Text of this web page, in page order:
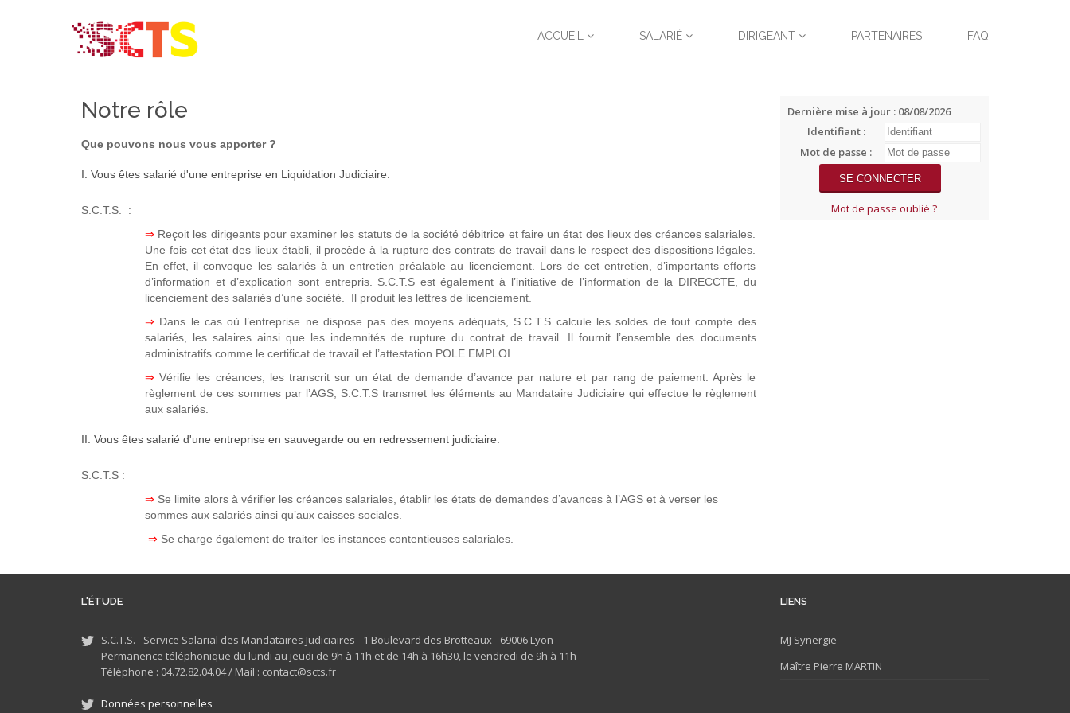
ACCUEIL SALARIÉ DIRIGEANT PARTENAIRES FAQ
Notre rôle
Que pouvons nous vous apporter ?
I. Vous êtes salarié d'une entreprise en Liquidation Judiciaire.
S.C.T.S. :
⇒ Reçoit les dirigeants pour examiner les statuts de la société débitrice et faire un état des lieux des créances salariales.
Une fois cet état des lieux établi, il procède à la rupture des contrats de travail dans le respect des dispositions légales.
En effet, il convoque les salariés à un entretien préalable au licenciement. Lors de cet entretien, d’importants efforts
d’information et d’explication sont entrepris. S.C.T.S est également à l’initiative de l’information de la DIRECCTE, du
licenciement des salariés d’une société. Il produit les lettres de licenciement.
⇒ Dans le cas où l’entreprise ne dispose pas des moyens adéquats, S.C.T.S calcule les soldes de tout compte des
salariés, les salaires ainsi que les indemnités de rupture du contrat de travail. Il fournit l’ensemble des documents
administratifs comme le certificat de travail et l’attestation POLE EMPLOI.
⇒ Vérifie les créances, les transcrit sur un état de demande d’avance par nature et par rang de paiement. Après le
règlement de ces sommes par l’AGS, S.C.T.S transmet les éléments au Mandataire Judiciaire qui effectue le règlement
aux salariés.
II. Vous êtes salarié d'une entreprise en sauvegarde ou en redressement judiciaire.
S.C.T.S :
⇒ Se limite alors à vérifier les créances salariales, établir les états de demandes d’avances à l’AGS et à verser les
sommes aux salariés ainsi qu’aux caisses sociales.
⇒ Se charge également de traiter les instances contentieuses salariales.
Dernière mise à jour : 08/08/2026
Identifiant :
Mot de passe :
Mot de passe oublié ?
L'ÉTUDE
S.C.T.S. - Service Salarial des Mandataires Judiciaires - 1 Boulevard des Brotteaux - 69006 Lyon
Permanence téléphonique du lundi au jeudi de 9h à 11h et de 14h à 16h30, le vendredi de 9h à 11h
Téléphone : 04.72.82.04.04 / Mail : contact@scts.fr
Données personnelles
LIENS
MJ Synergie
Maître Pierre MARTIN